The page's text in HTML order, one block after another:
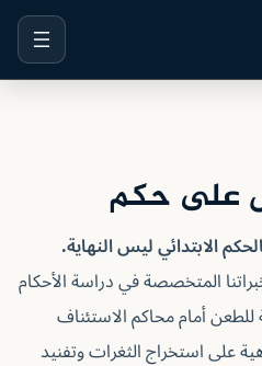
على حكم
الابتدائي ليس النهاية.
المتخصصة في دراسة الأحكام
للطعن أمام محاكم الاستئناف
على استخراج الثغرات وتفنيد